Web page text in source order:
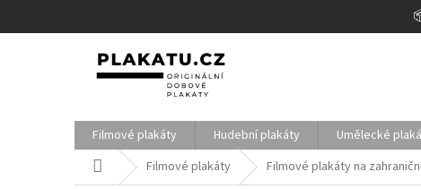
Filmové plakáty Hudební plakáty Umělecké
Domů Filmové plakáty Filmové plakáty na